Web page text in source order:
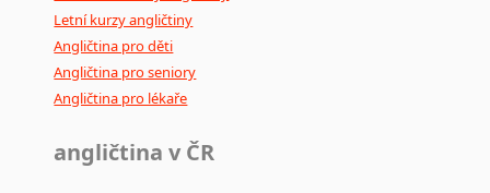
Letní kurzy angličtiny
Angličtina pro děti
Angličtina pro seniory
Angličtina pro lékaře
angličtina v ČR